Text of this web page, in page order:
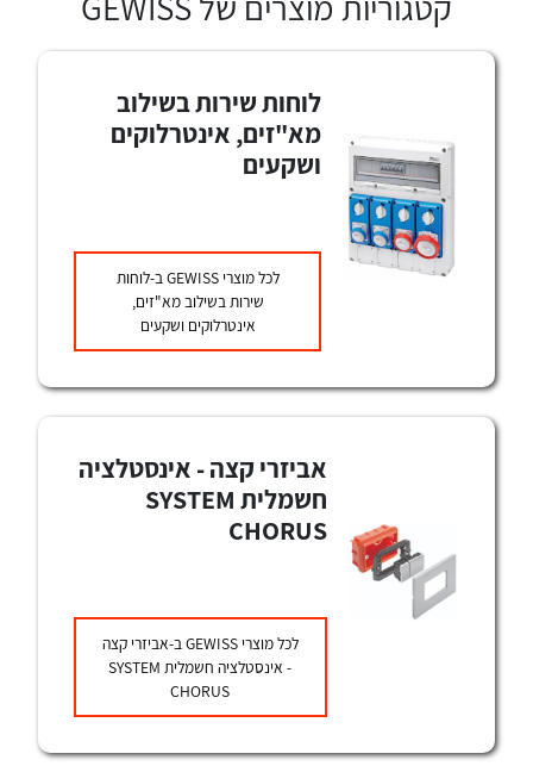
אלקטרוניקה מחברים ורכיבי אלקטרוניקה
מטענים לרכב חשמלי
פתרונות לתחום הסולארי
לכל מוצרי היצרן
לכל מוצרי היצרן לכל מוצרי היצרן
לכל מוצרי היצרן לכל מוצרי היצרן
לוחות שירות בשילוב
מא"זים, אינטרלוקים
ושקעים
לכל מוצריGEWISSב-לוחות
שירות בשילוב מא"זים,
אינטרלוקים ושקעים
אביזרי קצה - אינסטלציה
חשמלית SYSTEM
CHORUS
לכל מוצריGEWISSב-אביזרי קצה
- אינסטלציה חשמלית SYSTEM
CHORUS